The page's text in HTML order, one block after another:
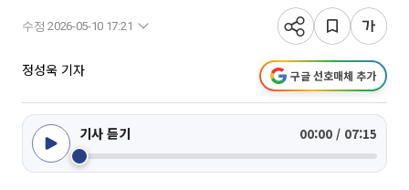
수정 2026-05-10 17:21
정성욱 기자 구글 선호매체 추가
기사 듣기 00:00 / 07:15